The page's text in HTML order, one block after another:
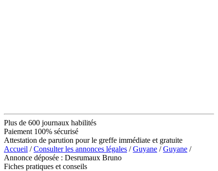
Plus de 600 journaux habilités
Paiement 100% sécurisé
Attestation de parution pour le greffe immédiate et gratuite
Accueil /Consulter les annonces légales /Guyane /Guyane /
Annonce déposée : Desrumaux Bruno
Fiches pratiques et conseils